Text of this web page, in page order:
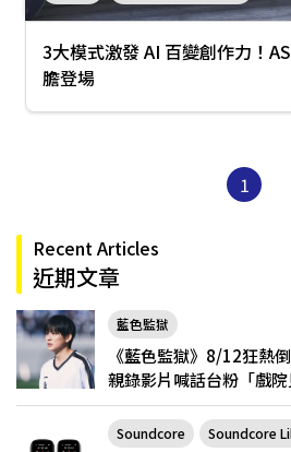
3大模式激發 AI 百變創作力！
膽登場
1
Recent Articles
近期文章
藍色監獄
《藍色監獄》8/12狂熱
親錄影片喊話台粉「戲院
Soundcore Soundcore